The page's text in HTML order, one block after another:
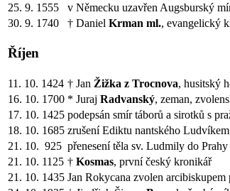
25. 9. 1555
v Německu uzavřen Augsburský
30. 9. 1740
† Daniel Krman ml., evangelický
Říjen
11. 10. 1424 † Jan Žižka z Trocnova, husitský
16. 10. 1700 * Juraj Radvanský, zeman,
17. 10. 1425 podepsán smír táborů a sirotků s
18. 10. 1685 zrušení Ediktu nantského
21. 10. 925 přenesení těla sv. Ludmily do Prahy
21. 10. 1125 † Kosmas, první český kronikář
21. 10. 1435 Jan Rokycana zvolen arcibiskupem